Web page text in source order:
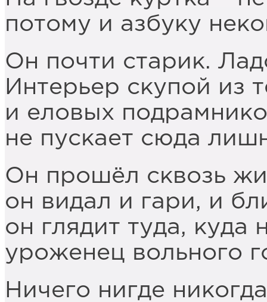
потому и азбуку
Он почти старик.
Интерьер скупой из
и еловых
не пускает сюда
Он прошёл сквозь
он видал и гари, и
он глядит туда, куда
уроженец вольного
Ничего нигде